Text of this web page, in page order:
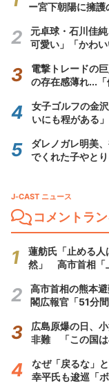
ー宮下朝陽に擁
元卓球・石川佳
可愛い」「かわ
電撃トレードの
の存在感薄れ...
女子ゴルフの金
いにも程がある
ダレノガレ明美
でくれた子やと
J-CAST ニュース
コメントラ
蓮舫氏「止める
然」 高市首相「
高市首相の熊本
閣広報官「51分
広島原爆の日、
非難 「この国は
なぜ「戻るな」
幸平氏も逡巡「